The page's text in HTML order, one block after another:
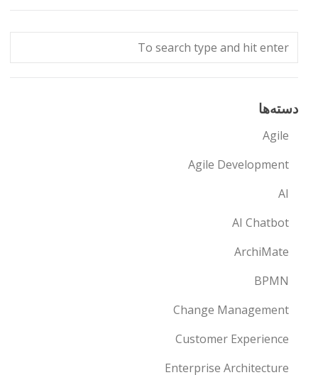
دسته‌ها
Agile
Agile Development
AI
AI Chatbot
ArchiMate
BPMN
Change Management
Customer Experience
Enterprise Architecture